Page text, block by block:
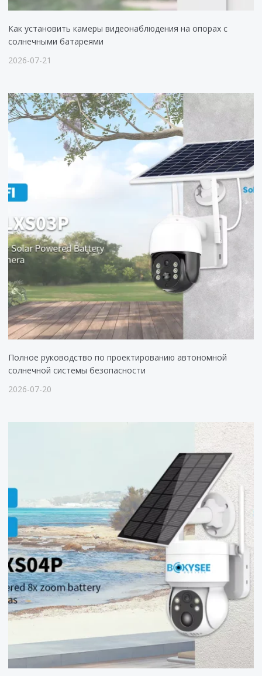
Как установить камеры видеонаблюдения на опорах с
солнечными батареями
2026-07-21
Полное руководство по проектированию автономной
солнечной системы безопасности
2026-07-20